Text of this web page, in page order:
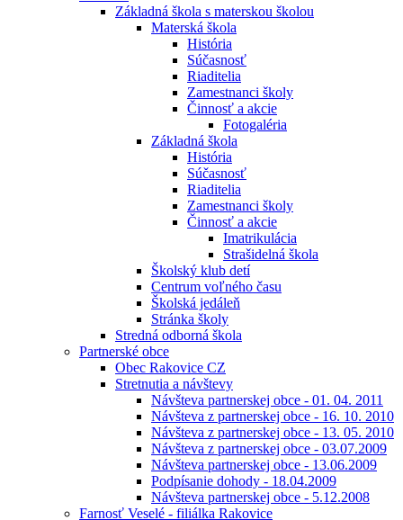
Základná škola s materskou školou
Materská škola
História
Súčasnosť
Riaditelia
Zamestnanci školy
Činnosť a akcie
Fotogaléria
Základná škola
História
Súčasnosť
Riaditelia
Zamestnanci školy
Činnosť a akcie
Imatrikulácia
Strašidelná škola
Školský klub detí
Centrum voľného času
Školská jedáleň
Stránka školy
Stredná odborná škola
Partnerské obce
Obec Rakovice CZ
Stretnutia a návštevy
Návšteva partnerskej obce - 01. 04. 2011
Návšteva z partnerskej obce - 16. 10. 2010
Návšteva z partnerskej obce - 13. 05. 2010
Návšteva z partnerskej obce - 03.07.2009
Návšteva partnerskej obce - 13.06.2009
Podpísanie dohody - 18.04.2009
Návšteva partnerskej obce - 5.12.2008
Farnosť Veselé - filiálka Rakovice